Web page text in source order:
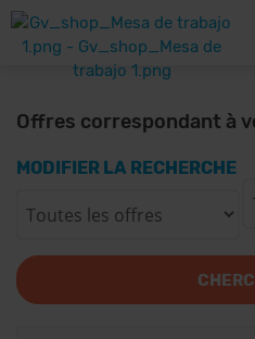
Offres correspondant à
MODIFIER LA RECHERCHE